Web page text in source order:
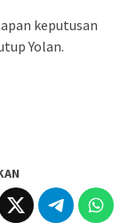
keputusan
Yolan.